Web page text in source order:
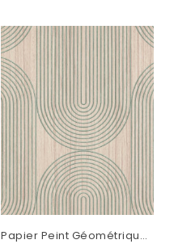
Papier Peint Géométrique